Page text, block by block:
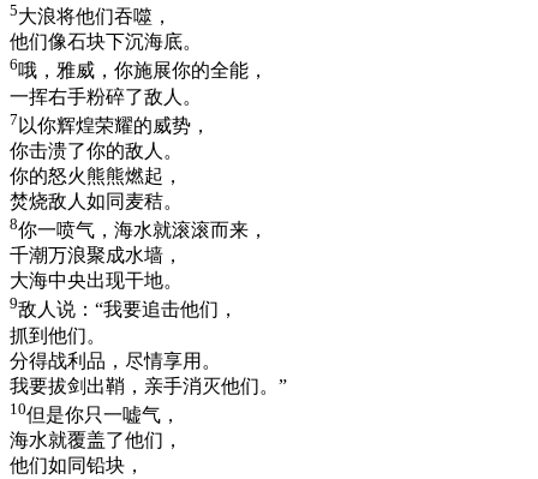
5大浪将他们吞噬，
他们像石块下沉海底。
6哦，雅威，你施展你的全能，
一挥右手粉碎了敌人。
7 以你辉煌荣耀的威势，
你击溃了你的敌人。
你的怒火熊熊燃起，
焚烧敌人如同麦秸。
8你一喷气，海水就滚滚而来，
千潮万浪聚成水墙，
大海中央出现干地。
9敌人说：“我要追击他们，
抓到他们。
分得战利品，尽情享用。
我要拔剑出鞘，亲手消灭他们。”
10但是你只一嘘气，
海水就覆盖了他们，
他们如同铅块，